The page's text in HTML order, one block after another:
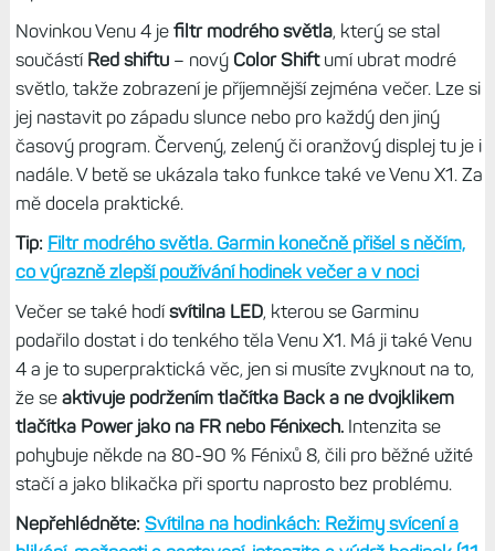
Jasný displej a s novým filtrem
Oba modely mají jasnější AMOLED, který svítí cca 2 000
nity,
a to je pro běžné použití i za jasného počasí v pohodě.
Když jsem testoval za červencového slunečného dne
Venu X1 na kole s mapou,displej svítil v režimu bludička
stejně nebo dokonce více než Edge 1050.
problém, a to ani se safírem. Ano, displej má horší kontrast
než Gorilla na Venu 4, ale s vysokým jasem už to je docela
v pohodě.
Novinkou Venu 4 jefiltr modrého světla, který se stal
součástíRed shiftu – novýColor Shift umí ubrat modré
světlo, takže zobrazení je příjemnější zejména večer. Lze si
jej nastavit po západu slunce nebo pro každý den jiný
časový program. Červený, zelený či oranžový displej tu je i
nadále. V betě se ukázala tako funkce také ve Venu X1. Za
mě docela praktické.
Tip:Filtr modrého světla. Garmin konečně přišel s něčím,